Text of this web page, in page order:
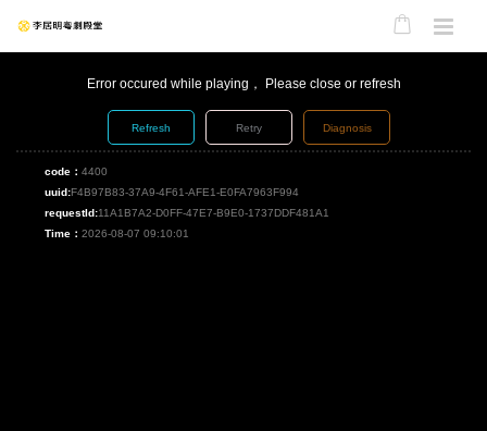
Error occured while playing， Please close or refresh
Refresh Retry Diagnosis
code： 4400
uuid:F4B97B83-37A9-4F61-AFE1-E0FA7963F994
requestId:11A1B7A2-D0FF-47E7-B9E0-1737DDF481A1
Time： 2026-08-07 09:10:01